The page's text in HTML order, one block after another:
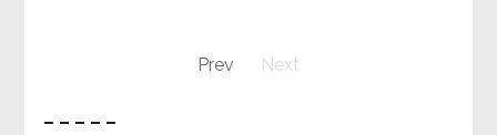
Prev Next
– – – – –